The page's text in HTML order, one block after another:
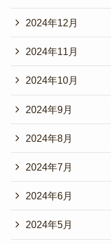
2024年12月
2024年11月
2024年10月
2024年9月
2024年8月
2024年7月
2024年6月
2024年5月